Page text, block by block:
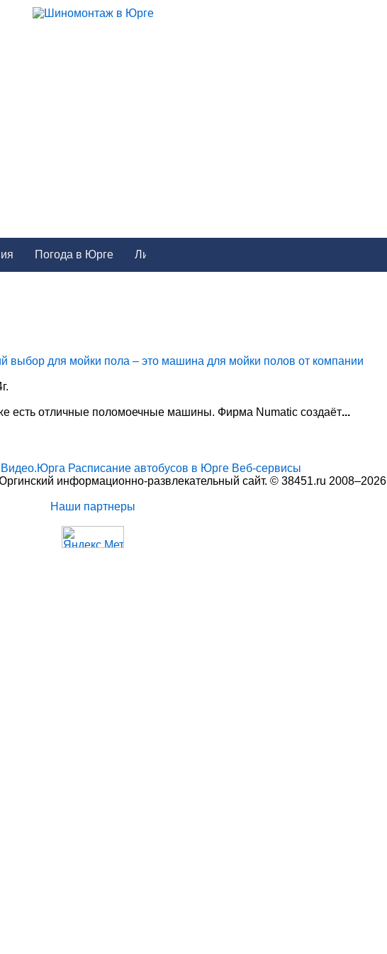
Погода в Юрге
выбор для мойки пола – это машина для мойки полов от компании
есть отличные поломоечные машины. Фирма Numatic создаёт...
Видео.Юрга Расписание автобусов в Юрге Веб-сервисы
информационно-развлекательный сайт. © 38451.ru 2008–2026
Наши партнеры